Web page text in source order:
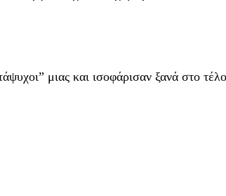
μιας και ισοφάρισαν ξανά στο